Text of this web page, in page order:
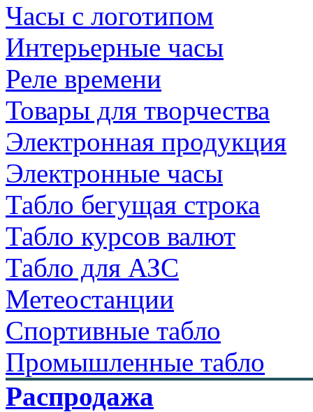
Часы с логотипом
Интерьерные часы
Реле времени
Товары для творчества
Электронная продукция
Электронные часы
Табло бегущая строка
Табло курсов валют
Табло для АЗС
Метеостанции
Спортивные табло
Промышленные табло
Распродажа